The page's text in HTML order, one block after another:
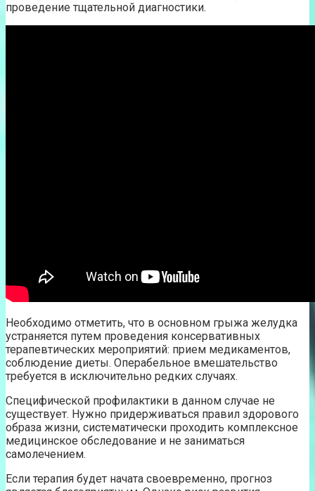
проведение тщательной диагностики.
Необходимо отметить, что в основном грыжа желудка
устраняется путем проведения консервативных
терапевтических мероприятий: прием медикаментов,
соблюдение диеты. Операбельное вмешательство
требуется в исключительно редких случаях.
Специфической профилактики в данном случае не
существует. Нужно придерживаться правил здорового
образа жизни, систематически проходить комплексное
медицинское обследование и не заниматься
самолечением.
Если терапия будет начата своевременно, прогноз